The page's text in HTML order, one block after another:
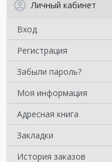
Личный кабинет
Вход
Регистрация
Забыли пароль?
Моя информация
Адресная книга
Закладки
История заказов